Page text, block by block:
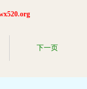
下一页